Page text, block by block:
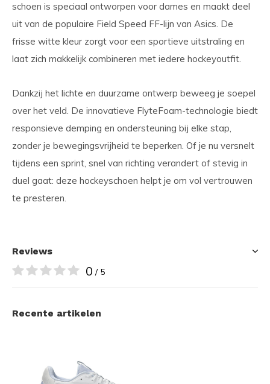
schoen is speciaal ontworpen voor dames en maakt deel
uit van de populaire Field Speed FF-lijn van Asics. De
frisse witte kleur zorgt voor een sportieve uitstraling en
laat zich makkelijk combineren met iedere hockeyoutfit.
Dankzij het lichte en duurzame ontwerp beweeg je soepel
over het veld. De innovatieve FlyteFoam-technologie biedt
responsieve demping en ondersteuning bij elke stap,
zonder je bewegingsvrijheid te beperken. Of je nu versnelt
tijdens een sprint, snel van richting verandert of stevig in
duel gaat: deze hockeyschoen helpt je om vol vertrouwen
te presteren.
Reviews
0 / 5
Recente artikelen